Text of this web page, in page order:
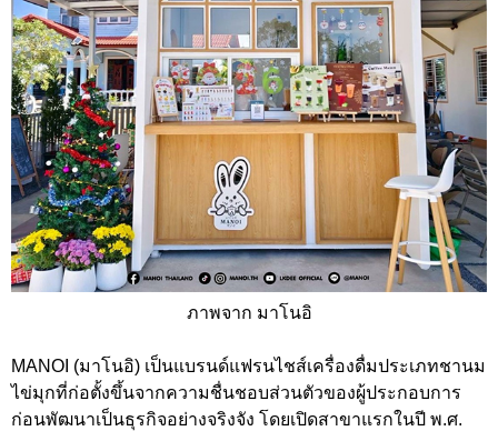
ภาพจาก มาโนอิ
MANOI (มาโนอิ) เป็นแบรนด์แฟรนไชส์เครื่องดื่มประเภทชานม
ไข่มุกที่ก่อตั้งขึ้นจากความชื่นชอบส่วนตัวของผู้ประกอบการ
ก่อนพัฒนาเป็นธุรกิจอย่างจริงจัง โดยเปิดสาขาแรกในปี พ.ศ.